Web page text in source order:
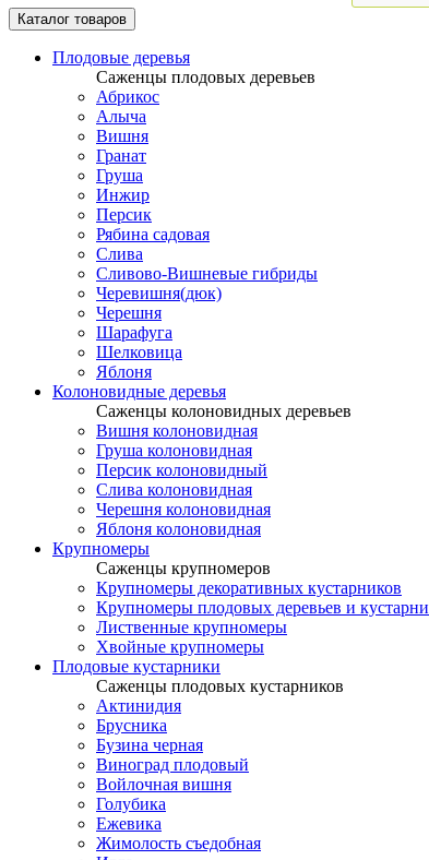
Каталог товаров
Плодовые деревья
Саженцы плодовых деревьев
Абрикос
Алыча
Вишня
Гранат
Груша
Инжир
Персик
Рябина садовая
Слива
Сливово-Вишневые гибриды
Черевишня(дюк)
Черешня
Шарафуга
Шелковица
Яблоня
Колоновидные деревья
Саженцы колоновидных деревьев
Вишня колоновидная
Груша колоновидная
Персик колоновидный
Слива колоновидная
Черешня колоновидная
Яблоня колоновидная
Крупномеры
Саженцы крупномеров
Крупномеры декоративных кустарников
Крупномеры плодовых деревьев и
Лиственные крупномеры
Хвойные крупномеры
Плодовые кустарники
Саженцы плодовых кустарников
Актинидия
Брусника
Бузина черная
Виноград плодовый
Войлочная вишня
Голубика
Ежевика
Жимолость съедобная